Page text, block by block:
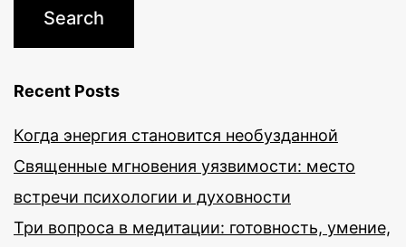
Recent Posts
Когда энергия становится необузданной
Священные мгновения уязвимости: место
встречи психологии и духовности
Три вопроса в медитации: готовность, умение,